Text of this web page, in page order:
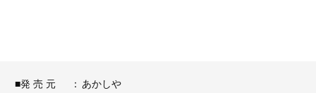
■発 売 元 ： あかしや